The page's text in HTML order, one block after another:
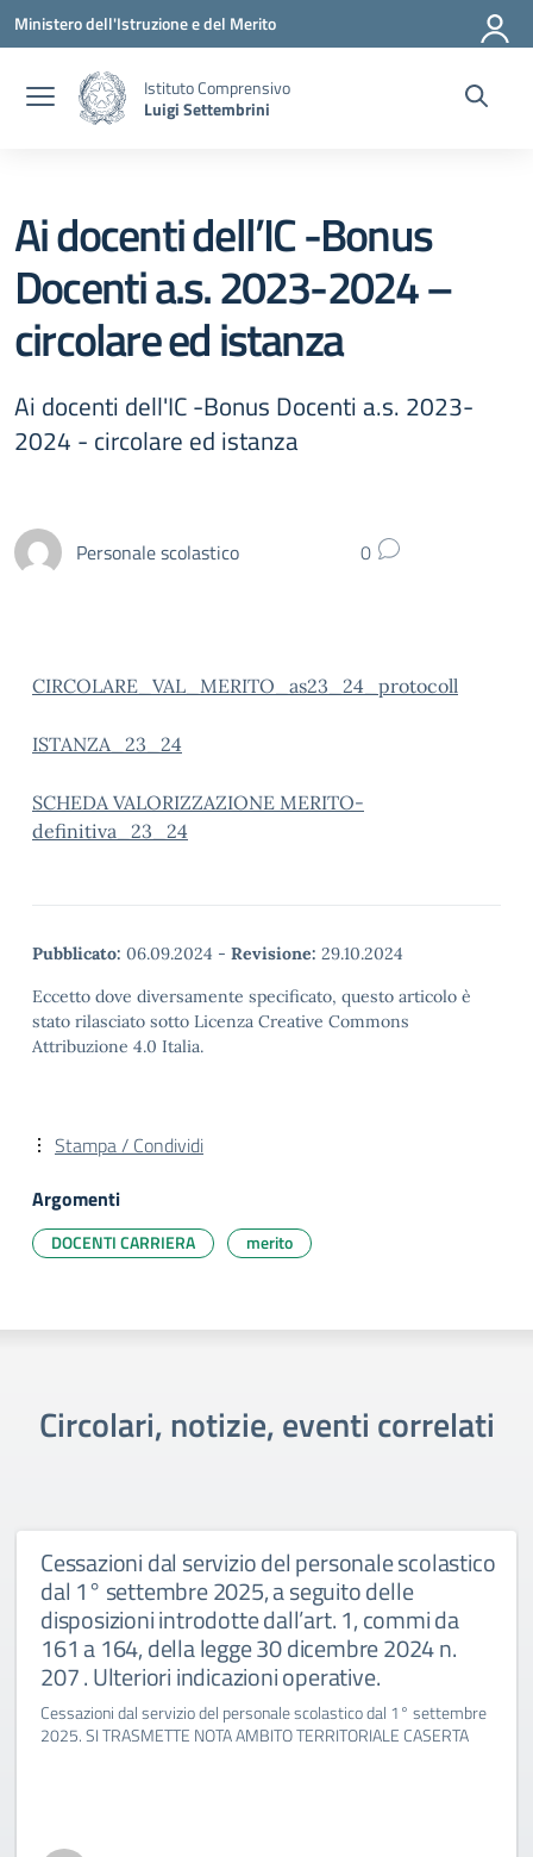
Vai ai contenuti
Vai al menu di navigazione
Vai al footer
Ministero dell'Istruzione e del Merito
Istituto Comprensivo
Luigi Settembrini
Ai docenti dell’IC -Bonus
Docenti a.s. 2023-2024 –
circolare ed istanza
Ai docenti dell'IC -Bonus Docenti a.s. 2023-
2024 - circolare ed istanza
Personale scolastico 0
CIRCOLARE_VAL_MERITO_as23_24_protocoll
ISTANZA_23_24
SCHEDA VALORIZZAZIONE MERITO-
definitiva_23_24
Pubblicato: 06.09.2024 - Revisione: 29.10.2024
Eccetto dove diversamente specificato, questo articolo è
stato rilasciato sotto Licenza Creative Commons
Attribuzione 4.0 Italia.
Stampa / Condividi
Argomenti
DOCENTI CARRIERA merito
Circolari, notizie, eventi correlati
Cessazioni dal servizio del personale scolastico
dal 1° settembre 2025, a seguito delle
disposizioni introdotte dall’art. 1, commi da
161 a 164, della legge 30 dicembre 2024 n.
207 . Ulteriori indicazioni operative.
Cessazioni dal servizio del personale scolastico dal 1° settembre
2025. SI TRASMETTE NOTA AMBITO TERRITORIALE CASERTA